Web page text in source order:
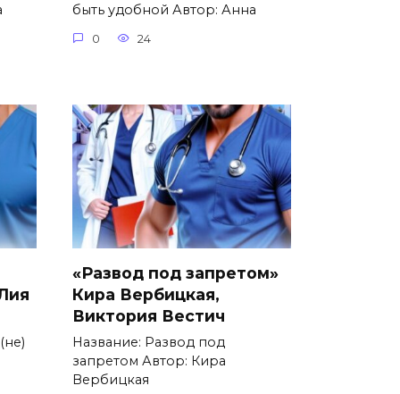
быть удобной Автор: Анна
0 24
«Развод под запретом»
Кира Вербицкая,
Виктория Вестич
Название: Развод под
запретом Автор: Кира
Вербицкая